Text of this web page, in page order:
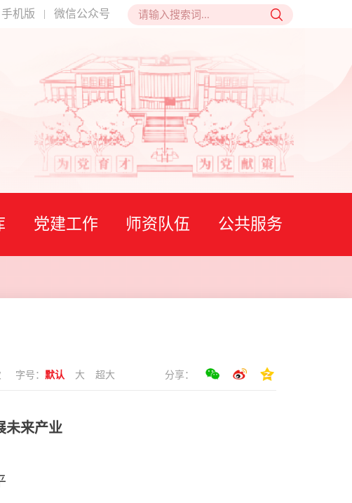
手机版 微信公众号
党建工作 师资队伍 公共服务
字号： 默认 大 超大 分享：
未来产业